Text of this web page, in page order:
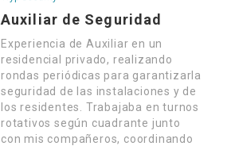
Auxiliar de Seguridad
Experiencia de Auxiliar en un
residencial privado, realizando
rondas periódicas para garantizarla
seguridad de las instalaciones y de
los residentes. Trabajaba en turnos
rotativos según cuadrante junto
con mis compañeros, coordinando